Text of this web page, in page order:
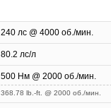
240 лс @ 4000 об./мин.
80.2 лс/л
500 Нм @ 2000 об./мин.
368.78 lb.-ft. @ 2000 об./мин.